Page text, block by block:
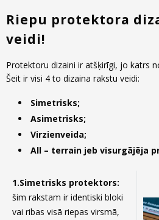
Riepu protektora
veidi!
Protektoru dizaini ir atšķirīgi, jo katrs
Šeit ir visi 4 to dizaina rakstu veidi:
Simetrisks;
Asimetrisks;
Virzienveida;
All – terrain jeb visurgājēja
1.Simetrisks protektors:
šim rakstam ir identiski bloki
vai ribas visā riepas virsmā,